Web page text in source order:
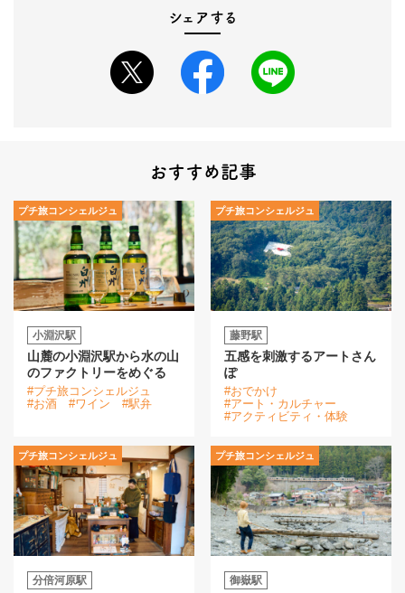
シェアする
おすすめ記事
プチ旅コンシェルジュ
小淵沢駅
山麓の小淵沢駅から水の山
のファクトリーをめぐる
#プチ旅コンシェルジュ
#お酒
#ワイン #駅弁
プチ旅コンシェルジュ
藤野駅
五感を刺激するアートさん
ぽ
#おでかけ
#アート・カルチャー
#アクティビティ・体験
プチ旅コンシェルジュ
分倍河原駅
プチ旅コンシェルジュ
御嶽駅